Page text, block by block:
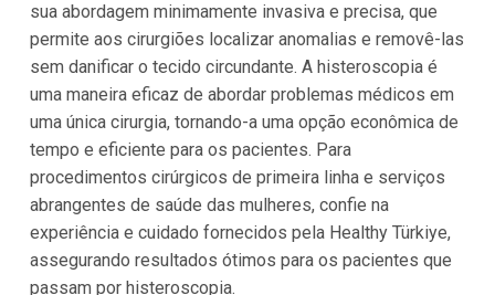
sua abordagem minimamente invasiva e precisa, que
permite aos cirurgiões localizar anomalias e removê-las
sem danificar o tecido circundante. A histeroscopia é
uma maneira eficaz de abordar problemas médicos em
uma única cirurgia, tornando-a uma opção econômica de
tempo e eficiente para os pacientes. Para
procedimentos cirúrgicos de primeira linha e serviços
abrangentes de saúde das mulheres, confie na
experiência e cuidado fornecidos pela Healthy Türkiye,
assegurando resultados ótimos para os pacientes que
passam por histeroscopia.